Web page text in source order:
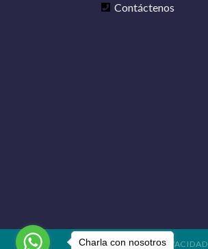
Contáctenos
POLÍTICA DE PRIVACIDAD
Charla con nosotros